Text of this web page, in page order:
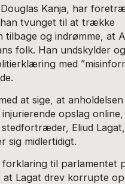
Kanja, har
tvunget til at trække
og indrømme, at
folk. Han undskylder
med
at sige, at anholdelsen
opslag
Eliud
sig midlertidigt.
forklaring til parlamentet
at Lagat drev korrupte